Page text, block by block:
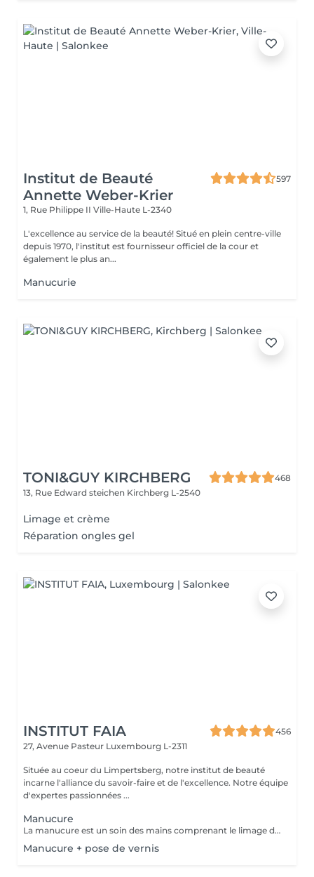
Institut de Beauté
Annette Weber-Krier
597
1, Rue Philippe II Ville-Haute L-2340
L'excellence au service de la beauté! Situé en plein centre-ville
depuis 1970, l'institut est fournisseur officiel de la cour et
également le plus an...
Manucurie
TONI&GUY KIRCHBERG
468
13, Rue Edward steichen Kirchberg L-2540
Limage et crème
Réparation ongles gel
INSTITUT FAIA
456
27, Avenue Pasteur Luxembourg L-2311
Située au coeur du Limpertsberg, notre institut de beauté
incarne l'alliance du savoir-faire et de l'excellence. Notre équipe
d'expertes passionnées ...
Manucure
La manucure est un soin des mains comprenant le limage des ongles, la pousse et la coupe des cuticules, massage avec crème de soin et application d'un vernis transparent si désiré.
Manucure + pose de vernis